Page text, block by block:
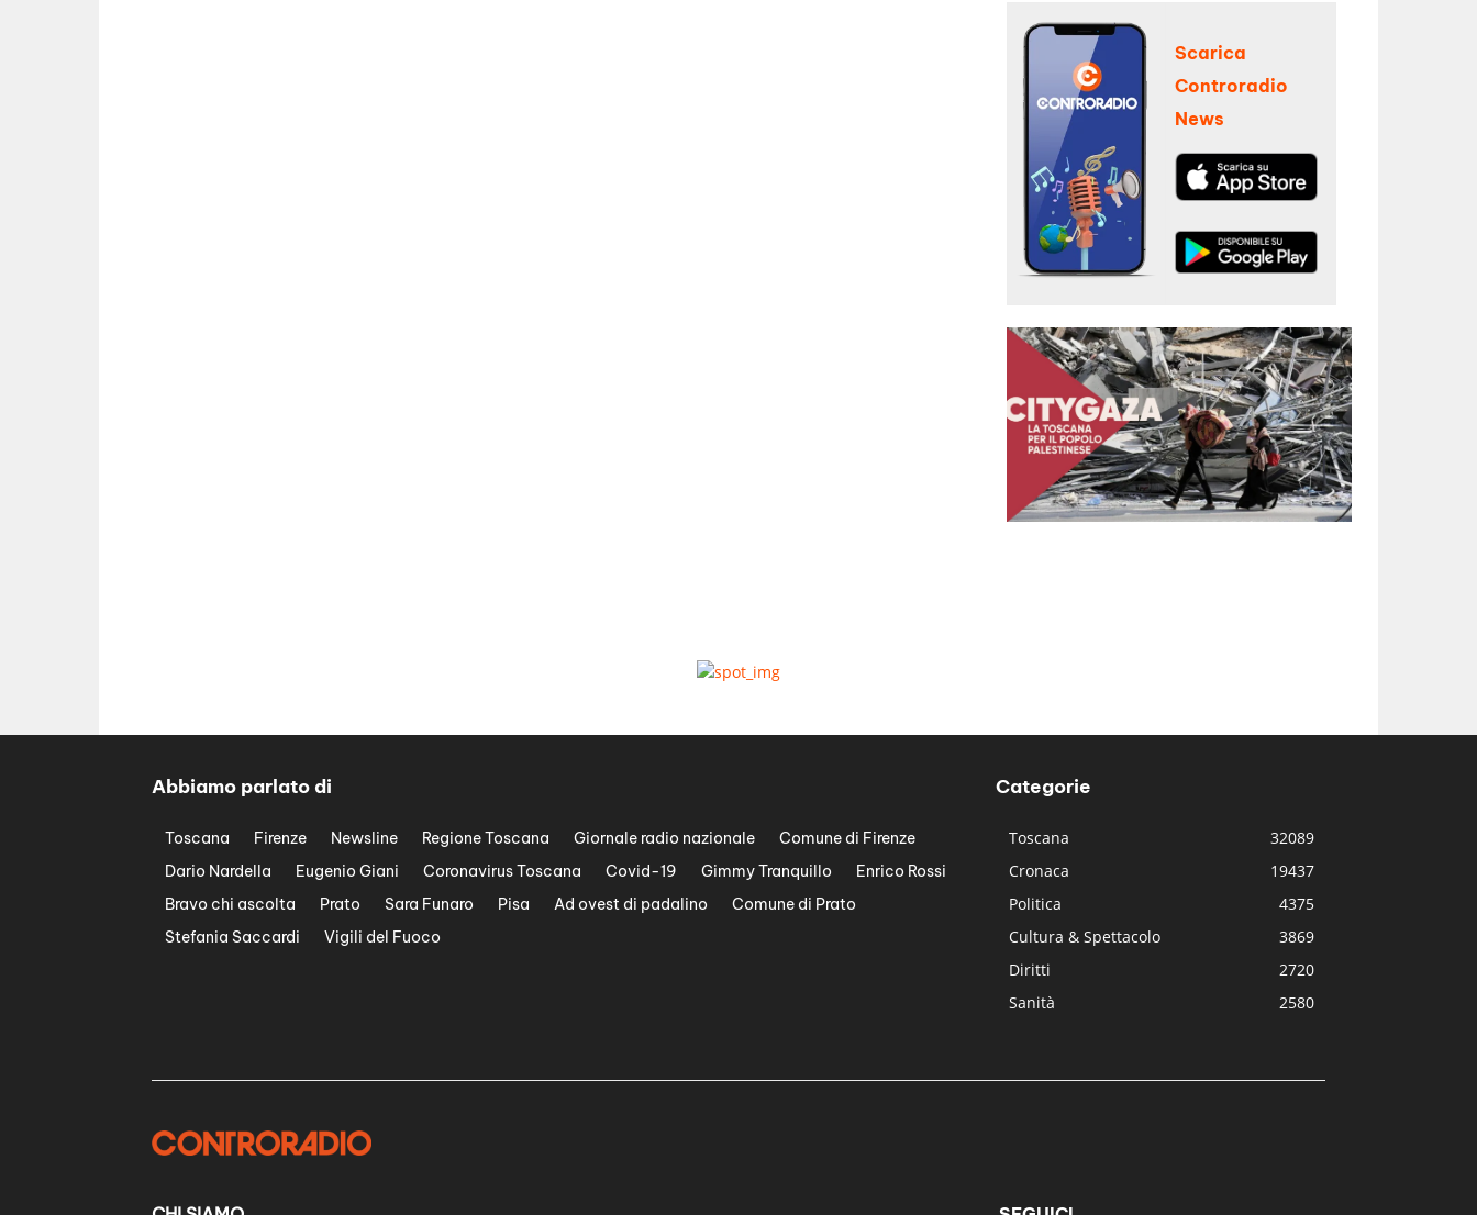
Scarica
Controradio
News
Abbiamo parlato di
Toscana Firenze Newsline Regione Toscana Giornale radio nazionale
Comune di Firenze
Dario Nardella
Eugenio Giani Coronavirus Toscana Covid-19 Gimmy Tranquillo
Enrico Rossi
Bravo chi ascolta
Prato Sara Funaro Pisa Ad ovest di padalino
Comune di Prato
Stefania Saccardi
Vigili del Fuoco
Categorie
Toscana
32089
Cronaca
19437
Politica
4375
Cultura & Spettacolo
3869
Diritti
2720
Sanità
2580